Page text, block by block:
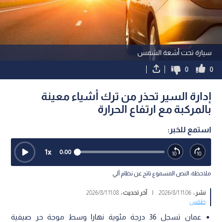
سيارة تحت أشعة الشمس
0
0
إدارة السير تحذر من ترك أشياء معينة
بالمركبة مع ارتفاع الحرارة
استمع للخبر:
0:00
1x
ملاحظة: النص المسموع ناتج عن نظام آلي
نشر :11:06 2026/8/1
| آخر تحديث :11:08 2026/8/1
طقس
عمان تسجل 36 درجة مئوية نهارا وسط موجة حر صيفية